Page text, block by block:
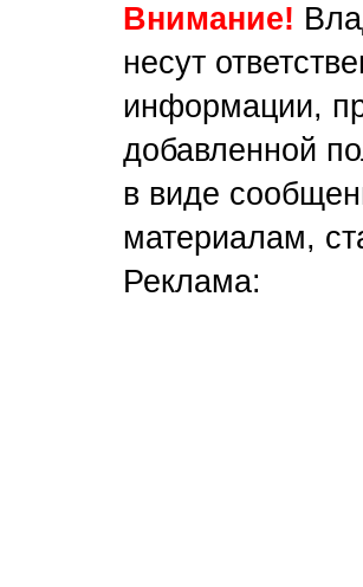
Внимание!
несут
информации,
добавленной
в виде
материалам,
Реклама: